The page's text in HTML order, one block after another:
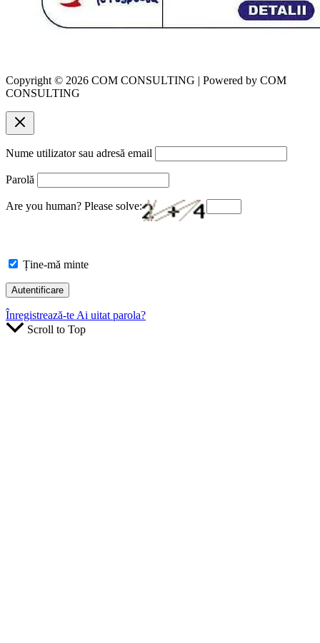
Copyright © 2026 COM CONSULTING | Powered by COM
CONSULTING
Nume utilizator sau adresă email
Parolă
Are you human? Please solve:
Ține-mă minte
Înregistrează-te Ai uitat parola?
Scroll to Top